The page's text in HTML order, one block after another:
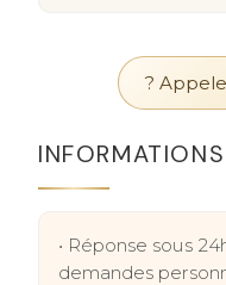
?
• Réponse sous
demandes